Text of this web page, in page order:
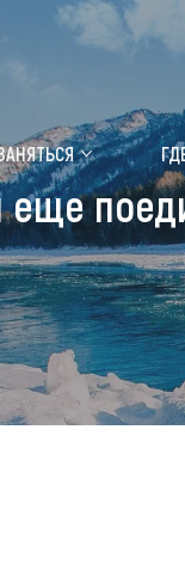
Где
Объекты
Объекты
Объекты
Топ